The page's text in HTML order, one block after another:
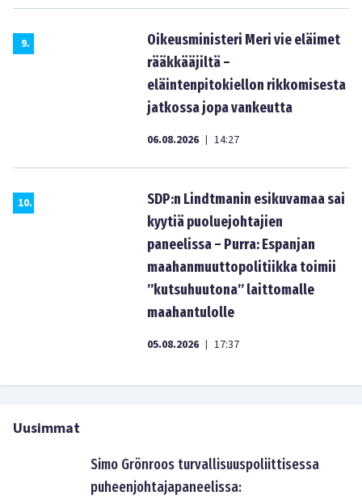
9.
Oikeusministeri Meri vie eläimet
rääkkääjiltä –
eläintenpitokiellon rikkomisesta
jatkossa jopa vankeutta
06.08.2026 | 14:27
10.
SDP:n Lindtmanin esikuvamaa sai
kyytiä puoluejohtajien
paneelissa – Purra: Espanjan
maahanmuuttopolitiikka toimii
”kutsuhuutona” laittomalle
maahantulolle
05.08.2026 | 17:37
Uusimmat
Simo Grönroos turvallisuuspoliittisessa
puheenjohtajapaneelissa: